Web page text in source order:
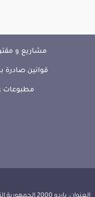
مشاريع و
قوانين صادرة
مطبوعات